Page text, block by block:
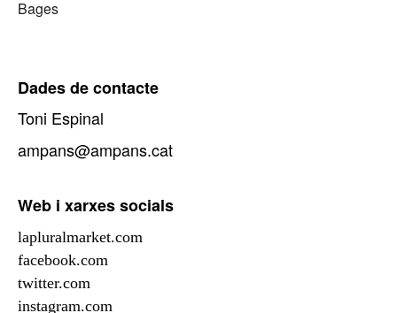
Bages
Dades de contacte
Toni Espinal
ampans@ampans.cat
Web i xarxes socials
lapluralmarket.com
facebook.com
twitter.com
instagram.com